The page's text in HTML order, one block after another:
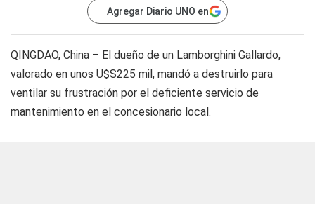
Agregar Diario UNO en
QINGDAO, China – El dueño de un Lamborghini Gallardo,
valorado en unos U$S225 mil, mandó a destruirlo para
ventilar su frustración por el deficiente servicio de
mantenimiento en el concesionario local.